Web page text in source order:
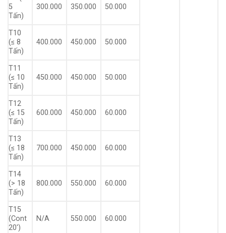
5
Tấn)
300.000 350.000 50.000
T10
(≤ 8
Tấn)
400.000 450.000 50.000
T11
(≤ 10
Tấn)
450.000 450.000 50.000
T12
(≤ 15
Tấn)
600.000 450.000 60.000
T13
(≤ 18
Tấn)
700.000 450.000 60.000
T14
(> 18
Tấn)
800.000 550.000 60.000
T15
(Cont
20′)
N/A 550.000 60.000